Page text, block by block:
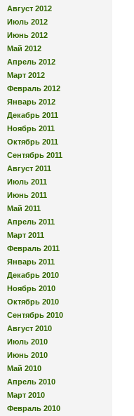
Август 2012
Июль 2012
Июнь 2012
Май 2012
Апрель 2012
Март 2012
Февраль 2012
Январь 2012
Декабрь 2011
Ноябрь 2011
Октябрь 2011
Сентябрь 2011
Август 2011
Июль 2011
Июнь 2011
Май 2011
Апрель 2011
Март 2011
Февраль 2011
Январь 2011
Декабрь 2010
Ноябрь 2010
Октябрь 2010
Сентябрь 2010
Август 2010
Июль 2010
Июнь 2010
Май 2010
Апрель 2010
Март 2010
Февраль 2010